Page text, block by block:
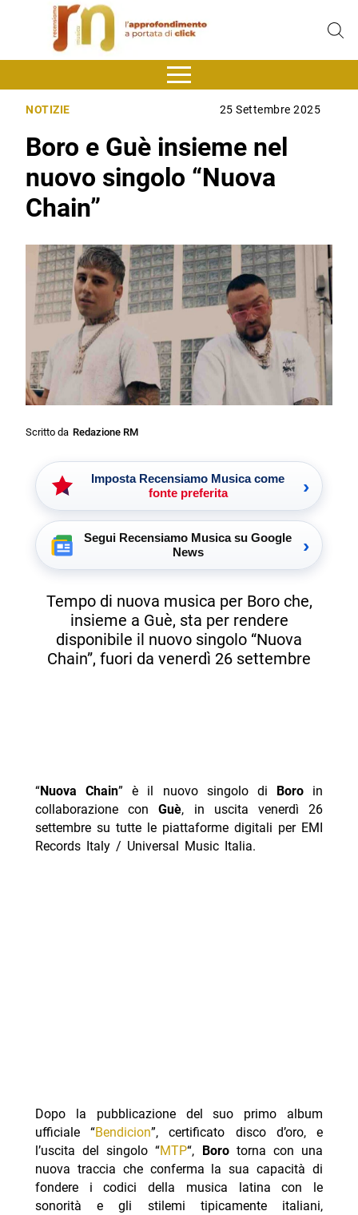
NOTIZIE 25 Settembre 2025
Boro e Guè insieme nel
nuovo singolo “Nuova
Chain”
Scritto da Redazione RM
Imposta Recensiamo Musica come
fonte preferita
›
Segui Recensiamo Musica su Google
News
›
Tempo di nuova musica per Boro che,
insieme a Guè, sta per rendere
disponibile il nuovo singolo “Nuova
Chain”, fuori da venerdì 26 settembre
“Nuova Chain” è il nuovo singolo di Boro in
collaborazione conGuè, in uscita venerdì 26
settembre su tutte le piattaforme digitali per EMI
Records Italy / Universal Music Italia.
Dopo la pubblicazione del suo primo album
ufficiale “Bendicion”, certificato disco d’oro, e
l’uscita del singolo “MTP“, Borotorna con una
nuova traccia che conferma la sua capacità di
fondere i codici della musica latina con le
sonorità e gli stilemi tipicamente italiani,